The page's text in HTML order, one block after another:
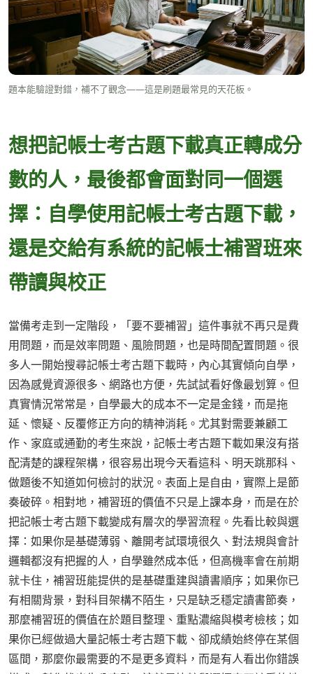
題本能驗證對錯，補不了觀念——這是刷題最常見的天花板。
想把記帳士考古題下載真正轉成分
數的人，最後都會面對同一個選
擇：自學使用記帳士考古題下載，
還是交給有系統的記帳士補習班來
帶讀與校正
當備考走到一定階段，「要不要補習」這件事就不再只是費
用問題，而是效率問題、風險問題，也是時間配置問題。很
多人一開始搜尋記帳士考古題下載時，內心其實傾向自學，
因為感覺資源很多、網路也方便，先試試看好像最划算。但
真實情況常常是，自學最大的成本不一定是金錢，而是拖
延、懷疑、反覆修正方向的精神消耗。尤其對需要兼顧工
作、家庭或通勤的考生來說，記帳士考古題下載如果沒有搭
配清楚的課程架構，很容易出現今天看這科、明天跳那科、
做題後不知道如何檢討的狀況。表面上是自由，實際上是節
奏破碎。相對地，補習班的價值不只是上課本身，而是在於
把記帳士考古題下載變成有層次的學習流程。先看比較與選
擇：如果你是基礎薄弱、離開考試環境很久、對法規與會計
邏輯都沒有把握的人，自學雖然成本低，但高機率會在前期
就卡住，補習班能提供的是基礎重建與讀書順序；如果你已
有相關背景，對科目架構不陌生，只是缺乏穩定讀書節奏，
那麼補習班的價值在於題目整理、重點濃縮與模考檢核；如
果你已經做過大量記帳士考古題下載、卻成績始終停在某個
區間，那麼你最需要的不是更多資料，而是有人看出你錯誤